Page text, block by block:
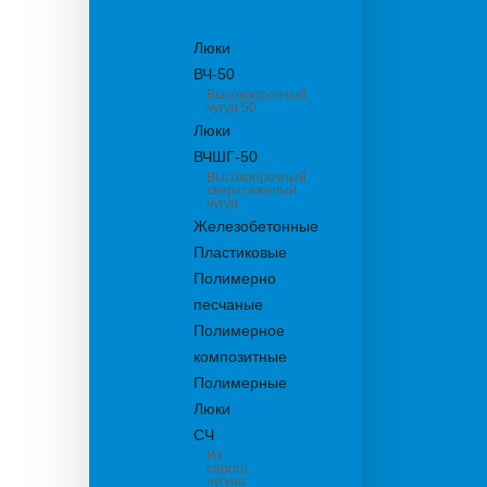
Люки
ВЧ-50
Высокопрочный
чугун 50
Люки
ВЧШГ-50
Высокопрочный
сверхтяжелый
чугун
Железобетонные
Пластиковые
Полимерно
песчаные
Полимерное
композитные
Полимерные
Люки
СЧ
Из
серого
чугуна